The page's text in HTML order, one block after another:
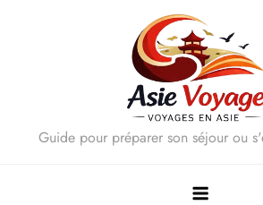
Guide pour préparer son séjour ou